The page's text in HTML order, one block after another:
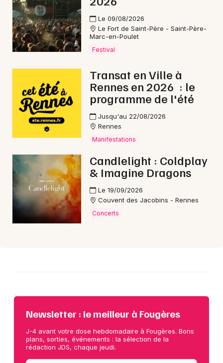
Magazine à Fougères
35 - Ille-et-Vilaine
Choisir mes départements
Mon email
Je m'abonne
Le 09/08/2026
Le Fort de Saint-Père - Saint-Père-
Marc-en-Poulet
Festival
Transat en Ville à
Rennes en 2026 : le
programme de l'été
Jusqu'au 22/08/2026
Rennes
Manifestations
Candlelight : Coldplay
& Imagine Dragons
Le 19/09/2026
Couvent des Jacobins - Rennes
Concerts
Newsletter : le meilleur à Fougères
J-4 avant votre dose hebdomadaire à Fougères. Bons
plans, sorties, événements : la sélection de la
rédaction JDS, chaque jeudi.